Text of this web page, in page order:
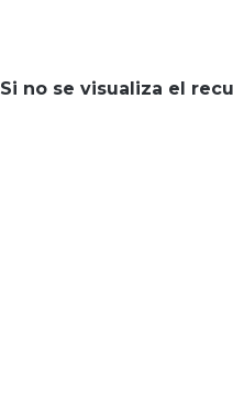
Si no se visualiza el